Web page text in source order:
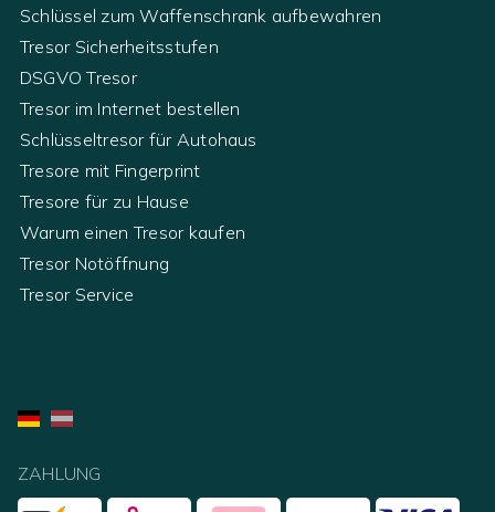
Schlüssel zum Waffenschrank aufbewahren
Tresor Sicherheitsstufen
DSGVO Tresor
Tresor im Internet bestellen
Schlüsseltresor für Autohaus
Tresore mit Fingerprint
Tresore für zu Hause
Warum einen Tresor kaufen
Tresor Notöffnung
Tresor Service
ZAHLUNG